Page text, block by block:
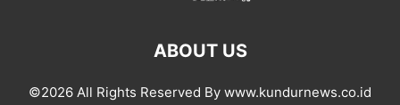
ABOUT US
©2026 All Rights Reserved By www.kundurnews.co.id